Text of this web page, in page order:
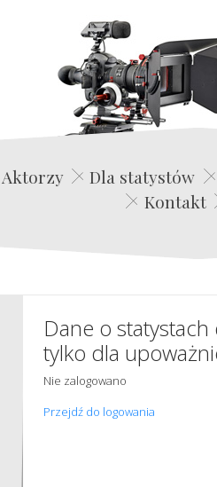
Aktorzy Dla statystów
Kontakt
Dane o
tylko dla
Nie zalogowano
Przejdź do logowania